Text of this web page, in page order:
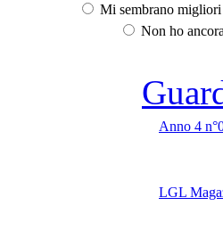
Mi sembrano
Non ho
Anno 4
LGL